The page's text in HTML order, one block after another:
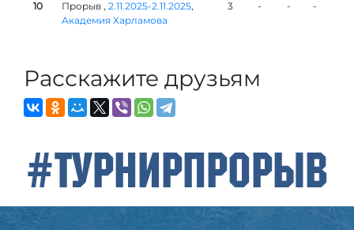
10 Прорыв , 2.11.2025-2.11.2025,
Академия Харламова
3 - - -
Расскажите друзьям
#ТурнирПрорыв